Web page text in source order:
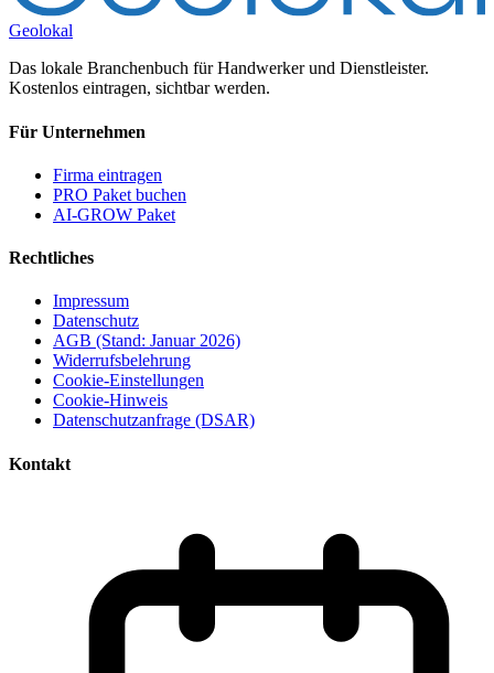
Geolokal
Das lokale Branchenbuch für Handwerker und Dienstleister.
Kostenlos eintragen, sichtbar werden.
Für Unternehmen
Firma eintragen
PRO Paket buchen
AI-GROW Paket
Rechtliches
Impressum
Datenschutz
AGB (Stand: Januar 2026)
Widerrufsbelehrung
Cookie-Einstellungen
Cookie-Hinweis
Datenschutzanfrage (DSAR)
Kontakt